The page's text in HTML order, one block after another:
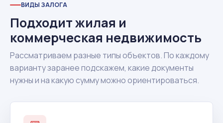
ВИДЫ ЗАЛОГА
Подходит жилая и
коммерческая недвижимость
Рассматриваем разные типы объектов. По каждому
варианту заранее подскажем, какие документы
нужны и на какую сумму можно ориентироваться.